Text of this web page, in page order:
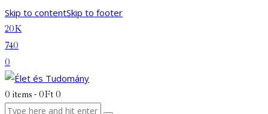
Skip to contentSkip to footer
20K
740
0
0 items - 0Ft 0